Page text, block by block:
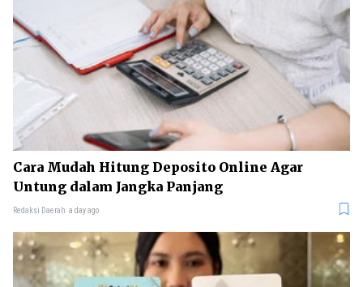
Cara Mudah Hitung Deposito Online Agar
Untung dalam Jangka Panjang
Redaksi Daerah a day ago